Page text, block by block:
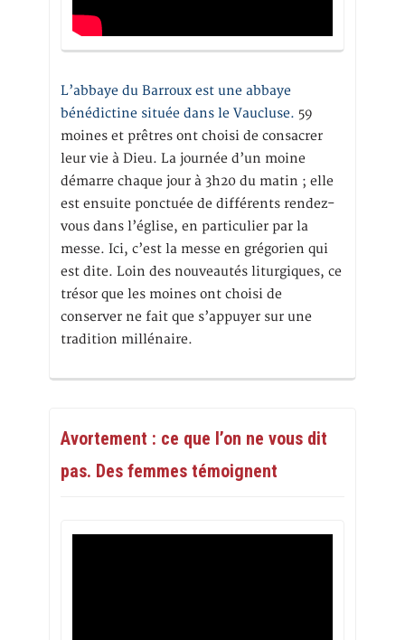
L’abbaye du Barroux est une abbaye
bénédictine située dans le Vaucluse. 59
moines et prêtres ont choisi de consacrer
leur vie à Dieu. La journée d’un moine
démarre chaque jour à 3h20 du matin ; elle
est ensuite ponctuée de différents rendez-
vous dans l’église, en particulier par la
messe. Ici, c’est la messe en grégorien qui
est dite. Loin des nouveautés liturgiques, ce
trésor que les moines ont choisi de
conserver ne fait que s’appuyer sur une
tradition millénaire.
Avortement : ce que l’on ne vous dit
pas. Des femmes témoignent